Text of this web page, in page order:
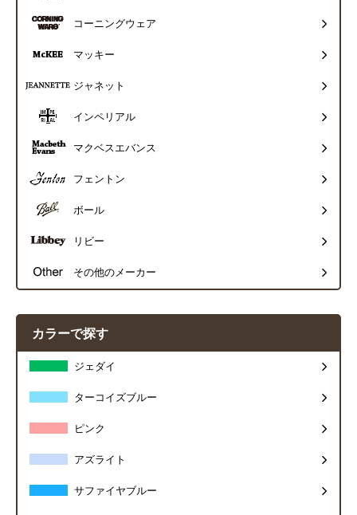
コーニングウェア
マッキー
ジャネット
インペリアル
マクベスエバンス
フェントン
ボール
リビー
その他のメーカー
カラーで探す
ジェダイ
ターコイズブルー
ピンク
アズライト
サファイヤブルー